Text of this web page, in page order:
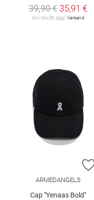
39,90 € 35,91 €
inkl. MwSt. zzgl. Versand
ARMEDANGELS
Cap "Yenaas Bold"